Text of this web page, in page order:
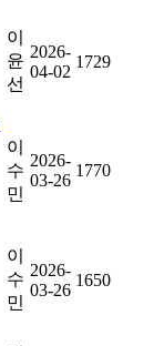
이
윤
선
2026-
04-02
1729
이
수
민
2026-
03-26
1770
이
수
민
2026-
03-26
1650